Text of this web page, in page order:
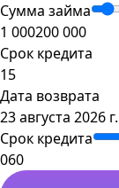
Сумма займа
1 000200 000
Срок кредита
Дата возврата
23 августа 2026 г.
Срок кредита
060